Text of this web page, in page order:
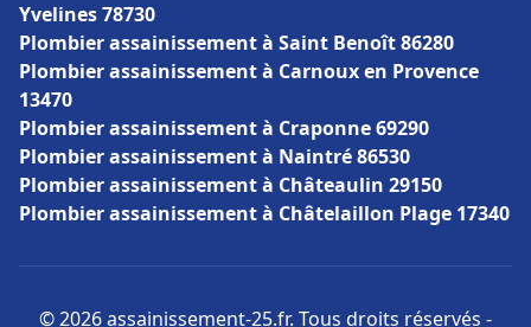
Yvelines 78730
Plombier assainissement à Saint Benoît 86280
Plombier assainissement à Carnoux en Provence
13470
Plombier assainissement à Craponne 69290
Plombier assainissement à Naintré 86530
Plombier assainissement à Châteaulin 29150
Plombier assainissement à Châtelaillon Plage 17340
© 2026 assainissement-25.fr. Tous droits réservés -